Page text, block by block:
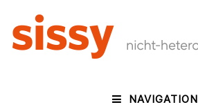
NAVIGATION